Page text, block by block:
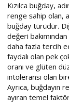
Kızılca buğday,
renge sahip olan,
buğday türüdür.
değeri
daha fazla tercih
faydalı olan pek
oranı ve glüten
intoleransı olan
Ayrıca, buğdayın
ayıran temel